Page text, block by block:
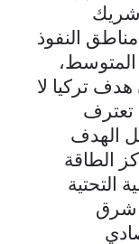
شريك
النفوذ
المتوسط،
تركيا لا
تعترف
الهدف
الطاقة
التحتية
شرق